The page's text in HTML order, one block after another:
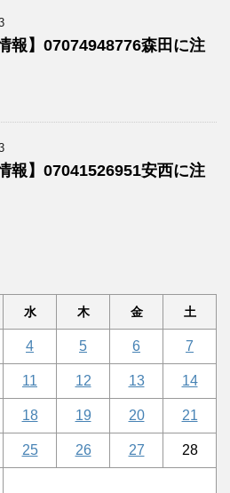
報】07074948776森田に注
報】07041526951安西に注
水 木 金 土
4 5 6 7
11 12 13 14
18 19 20 21
25 26 27 28